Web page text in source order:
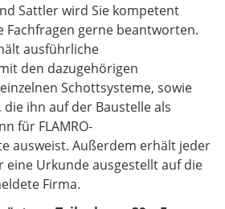
Sattler wird Sie kompetent
gerne beantworten.
ausführliche
den dazugehörigen
Schottsysteme, sowie
die ihn auf der Baustelle als
für FLAMRO-
ausweist. Außerdem erhält jeder
eine Urkunde ausgestellt auf die
Firma.